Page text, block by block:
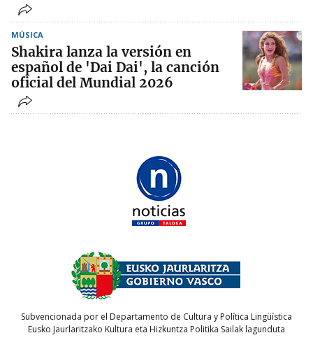
MÚSICA
Shakira lanza la versión en
español de 'Dai Dai', la canción
oficial del Mundial 2026
Subvencionada por el Departamento de Cultura y Política Lingüística
Eusko Jaurlaritzako Kultura eta Hizkuntza Politika Sailak lagunduta